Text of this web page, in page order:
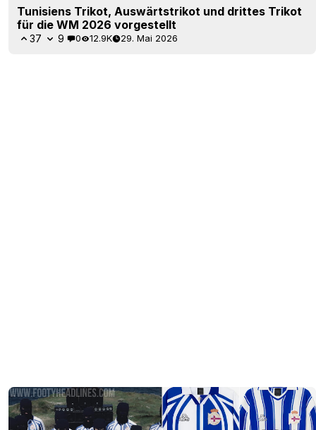
Tunisiens Trikot, Auswärtstrikot und drittes Trikot
für die WM 2026 vorgestellt
37 9 0 12.9K 29. Mai 2026